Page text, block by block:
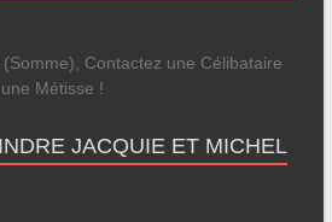
Contactez une Célibataire
Métisse !
JACQUIE ET MICHEL